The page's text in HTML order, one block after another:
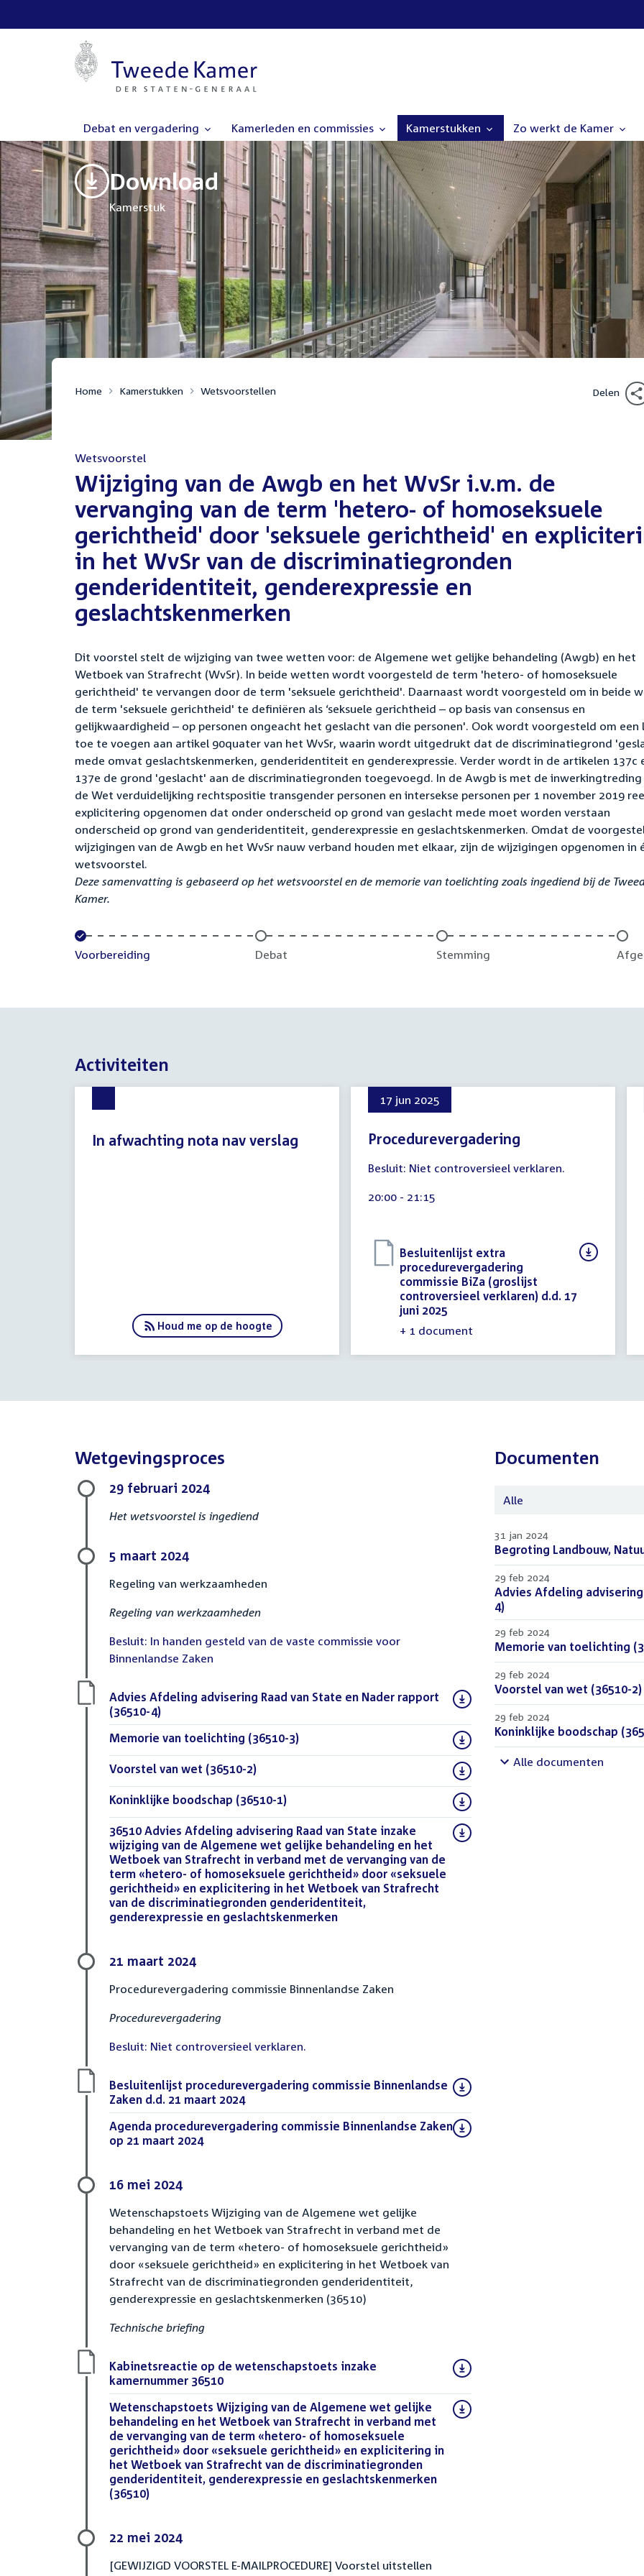
Debat en vergadering Kamerleden en commissies Kamerstukken Zo werkt de Kamer
Download
Kamerstuk
Home Kamerstukken Wetsvoorstellen Delen
Wetsvoorstel
:Wijziging van de Awgb en het WvSr i.v.m. de
vervanging van de term 'hetero- of homoseksuele
gerichtheid' door 'seksuele gerichtheid' en
in het WvSr van de discriminatiegronden
genderidentiteit, genderexpressie en
geslachtskenmerken
Dit voorstel stelt de wijziging van twee wetten voor: de Algemene wet gelijke behandeling (Awgb) en het
Wetboek van Strafrecht (WvSr). In beide wetten wordt voorgesteld de term 'hetero- of homoseksuele
gerichtheid' te vervangen door de term 'seksuele gerichtheid'. Daarnaast wordt voorgesteld om in beide
de term 'seksuele gerichtheid' te definiëren als ‘seksuele gerichtheid – op basis van consensus en
gelijkwaardigheid – op personen ongeacht het geslacht van die personen'. Ook wordt voorgesteld om een
toe te voegen aan artikel 90quater van het WvSr, waarin wordt uitgedrukt dat de discriminatiegrond
mede omvat geslachtskenmerken, genderidentiteit en genderexpressie. Verder wordt in de artikelen 137c
137e de grond 'geslacht' aan de discriminatiegronden toegevoegd. In de Awgb is met de inwerkingtreding
de Wet verduidelijking rechtspositie transgender personen en intersekse personen per 1 november 2019
explicitering opgenomen dat onder onderscheid op grond van geslacht mede moet worden verstaan
onderscheid op grond van genderidentiteit, genderexpressie en geslachtskenmerken. Omdat de
wijzigingen van de Awgb en het WvSr nauw verband houden met elkaar, zijn de wijzigingen opgenomen in
wetsvoorstel.
Deze samenvatting is gebaseerd op het wetsvoorstel en de memorie van toelichting zoals ingediend bij de
Kamer.
Voltooid:
Voorbereiding Onvoltooid:
Debat Onvoltooid:
Stemming
Activiteiten
In afwachting nota nav verslag
Houd me op de hoogte
17 jun 2025
Procedurevergadering
augustus
2026
Besluit: Niet controversieel verklaren.
Tijd
20:00 - 21:15
Download
bestand:
Besluitenlijst extra
procedurevergadering
commissie BiZa (groslijst
controversieel verklaren) d.d. 17
juni 2025
+ 1 document
Wetgevingsproces
29 februari 2024
Het wetsvoorstel is ingediend
5 maart 2024
Regeling van werkzaamheden
Regeling van werkzaamheden
Besluit: In handen gesteld van de vaste commissie voor
Binnenlandse Zaken
Download
bestand:
Advies Afdeling advisering Raad van State en Nader rapport
(36510-4)
Download
bestand:
Memorie van toelichting (36510-3)
Download
bestand:
Voorstel van wet (36510-2)
Download
bestand:
Koninklijke boodschap (36510-1)
Download
bestand:
36510 Advies Afdeling advisering Raad van State inzake
wijziging van de Algemene wet gelijke behandeling en het
Wetboek van Strafrecht in verband met de vervanging van de
term «hetero- of homoseksuele gerichtheid» door «seksuele
gerichtheid» en explicitering in het Wetboek van Strafrecht
van de discriminatiegronden genderidentiteit,
genderexpressie en geslachtskenmerken
21 maart 2024
Procedurevergadering commissie Binnenlandse Zaken
Procedurevergadering
Besluit: Niet controversieel verklaren.
Download
bestand:
Besluitenlijst procedurevergadering commissie Binnenlandse
Zaken d.d. 21 maart 2024(PDF)
Download
bestand:
Agenda procedurevergadering commissie Binnenlandse Zaken
op 21 maart 2024(PDF)
16 mei 2024
Wetenschapstoets Wijziging van de Algemene wet gelijke
behandeling en het Wetboek van Strafrecht in verband met de
vervanging van de term «hetero- of homoseksuele gerichtheid»
door «seksuele gerichtheid» en explicitering in het Wetboek van
Strafrecht van de discriminatiegronden genderidentiteit,
genderexpressie en geslachtskenmerken (36510)
Technische briefing
Download
bestand:
Kabinetsreactie op de wetenschapstoets inzake
kamernummer 36510
Download
bestand:
Wetenschapstoets Wijziging van de Algemene wet gelijke
behandeling en het Wetboek van Strafrecht in verband met
de vervanging van de term «hetero- of homoseksuele
gerichtheid» door «seksuele gerichtheid» en explicitering in
het Wetboek van Strafrecht van de discriminatiegronden
genderidentiteit, genderexpressie en geslachtskenmerken
(36510)
22 mei 2024
[GEWIJZIGD VOORSTEL E-MAILPROCEDURE] Voorstel uitstellen
Documenten
Alle
31 jan 2024
Download
bestand:
Begroting Landbouw,
29 feb 2024
Download
bestand:
Advies Afdeling advisering
4)
29 feb 2024
Download
bestand:
Memorie van toelichting
29 feb 2024
Download
bestand:
Voorstel van wet (36510-2)
29 feb 2024
Download
bestand:
Koninklijke boodschap
Alle documenten